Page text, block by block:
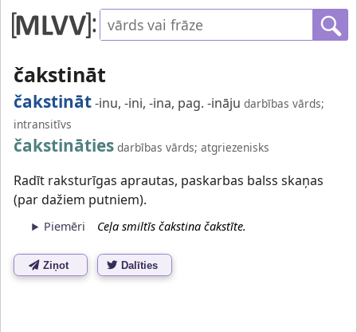
čakstināt
čakstināt-inu, -ini, -ina, pag. -ināju darbības vārds;
intransitīvs
čakstināties darbības vārds; atgriezenisks
Radīt raksturīgas aprautas, paskarbas balss skaņas
(par dažiem putniem).
Piemēri Ceļa smiltīs čakstina čakstīte.
Ziņot Dalīties